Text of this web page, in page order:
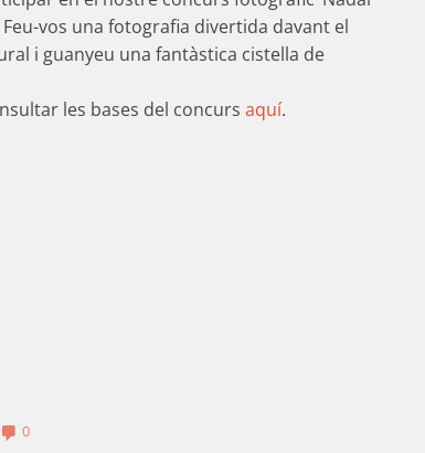
Feu-vos una fotografia divertida davant el
i guanyeu una fantàstica cistella de
les bases del concurs aquí.
0